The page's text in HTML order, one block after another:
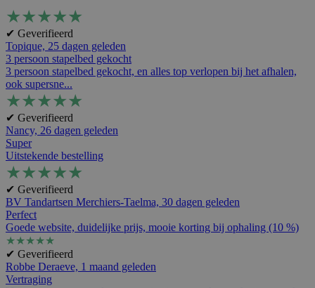
★★★★★
✔ Geverifieerd
Topique, 25 dagen geleden
3 persoon stapelbed gekocht
3 persoon stapelbed gekocht, en alles top verlopen bij het afhalen,
ook supersne...
★★★★★
✔ Geverifieerd
Nancy, 26 dagen geleden
Super
Uitstekende bestelling
★★★★★
✔ Geverifieerd
BV Tandartsen Merchiers-Taelma, 30 dagen geleden
Perfect
Goede website, duidelijke prijs, mooie korting bij ophaling (10 %)
★★★★★
✔ Geverifieerd
Robbe Deraeve, 1 maand geleden
Vertraging